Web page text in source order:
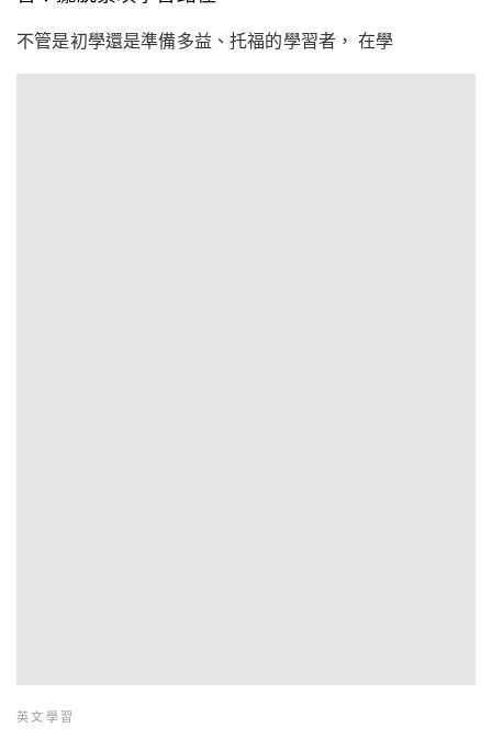
不管是初學還是準備多益、托福的學習者， 在學
英文學習